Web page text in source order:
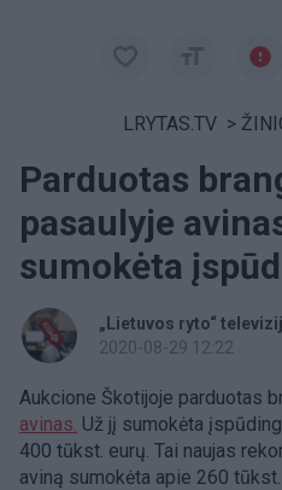
LRYTAS.TV >
Parduotas
pasaulyje
sumokėta
„Lietuvos ryto“
2020-08-29 12:22
Aukcione Škotijoje parduotas
avinas. Už jį sumokėta
400 tūkst. eurų. Tai naujas
aviną sumokėta apie 260